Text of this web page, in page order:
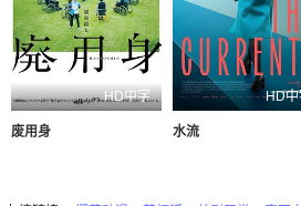
HD中字
废用身
HD中
水流